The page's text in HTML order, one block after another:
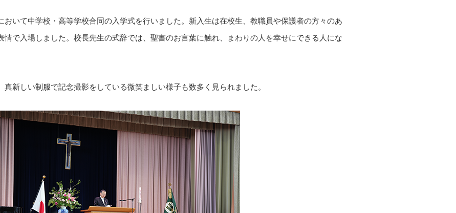
おいて中学校・高等学校合同の入学式を行いました。新入生は在校生、教職員や保護者の方々のあ
情で入場しました。校長先生の式辞では、聖書のお言葉に触れ、まわりの人を幸せにできる人にな
新しい制服で記念撮影をしている微笑ましい様子も数多く見られました。